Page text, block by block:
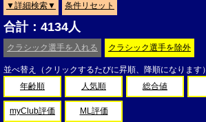
▼詳細検索▼ 条件リセット
合計：4134人
クラシック選手を入れる クラシック選手を除外
並べ替え（クリックするたびに昇順、降順になります）
年齢順
人気順 総合値
myClub評価 ML評価